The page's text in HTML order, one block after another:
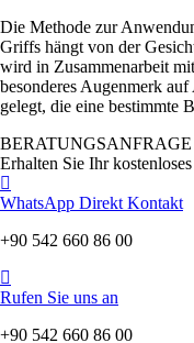
Die Methode zur
Griffs hängt von der
wird in Zusammenarbeit
besonderes Augenmerk
gelegt, die eine bestimmte
BERATUNGSANFRAGE
Erhalten Sie Ihr
WhatsApp Direkt Kontakt
+90 542 660 86 00
Rufen Sie uns an
+90 542 660 86 00